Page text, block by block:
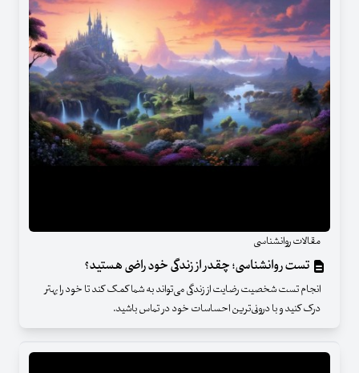
مقالات روانشناسی
تست روانشناسی؛ چقدر از زندگی خود راضی هستید؟
انجام تست شخصیت رضایت از زندگی می‌تواند به شما کمک کند تا خود را بهتر
درک کنید و با درونی‌ترین احساسات خود در تماس باشید.